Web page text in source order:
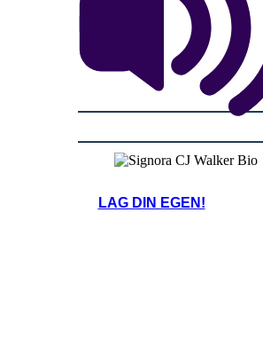
LAG DIN EGEN!